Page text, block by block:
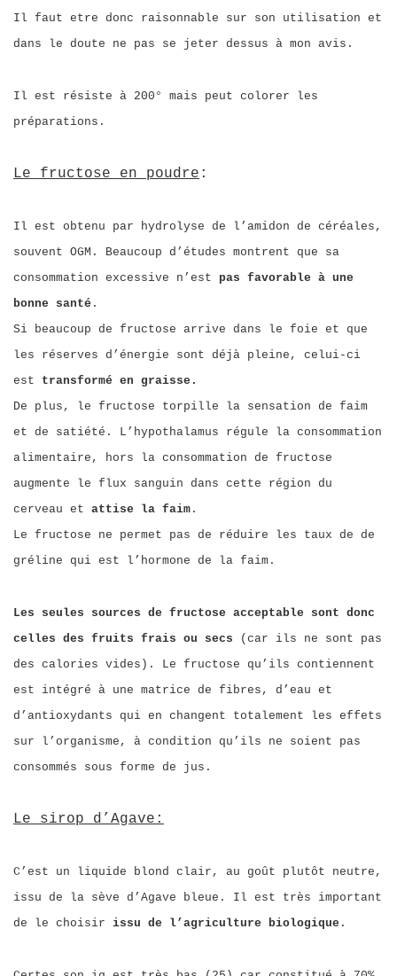
Il faut etre donc raisonnable sur son utilisation et
dans le doute ne pas se jeter dessus à mon avis.
Il est résiste à 200° mais peut colorer les
préparations.
Le fructose en poudre :
Il est obtenu par hydrolyse de l’amidon de céréales,
souvent OGM. Beaucoup d’études montrent que sa
consommation excessive n’est pas favorable à une
bonne santé .
Si beaucoup de fructose arrive dans le foie et que
les réserves d’énergie sont déjà pleine, celui-ci
est transformé en graisse.
De plus, le fructose torpille la sensation de faim
et de satiété. L’hypothalamus régule la consommation
alimentaire, hors la consommation de fructose
augmente le flux sanguin dans cette région du
cerveau et attise la faim .
Le fructose ne permet pas de réduire les taux de de
gréline qui est l’hormone de la faim.
Les seules sources de fructose acceptable sont donc
celles des fruits frais ou secs (car ils ne sont pas
des calories vides). Le fructose qu’ils contiennent
est intégré à une matrice de fibres, d’eau et
d’antioxydants qui en changent totalement les effets
sur l’organisme, à condition qu’ils ne soient pas
consommés sous forme de jus.
Le sirop d’Agave:
C’est un liquide blond clair, au goût plutôt neutre,
issu de la sève d’Agave bleue. Il est très important
de le choisir issu de l’agriculture biologique .